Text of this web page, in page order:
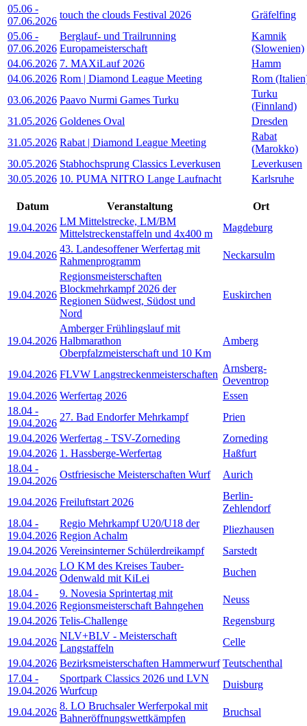
05.06 -
07.06.2026
touch the clouds Festival 2026
Gräfelfing
05.06 -
07.06.2026
Berglauf- und Trailrunning
Europameisterschaft
Kamnik
(Slowenien)
04.06.2026 7. MAXiLauf 2026
Hamm
04.06.2026 Rom | Diamond League Meeting
Rom
03.06.2026 Paavo Nurmi Games Turku
Turku
(Finnland)
31.05.2026 Goldenes Oval
Dresden
31.05.2026 Rabat | Diamond League Meeting
Rabat
(Marokko)
30.05.2026 Stabhochsprung Classics Leverkusen
Leverkusen
30.05.2026 10. PUMA NITRO Lange Laufnacht Karlsruhe
Datum Veranstaltung
Ort
19.04.2026
LM Mittelstrecke, LM/BM
Mittelstreckenstaffeln und 4x400 m
Magdeburg
19.04.2026
43. Landesoffener Werfertag mit
Rahmenprogramm
Neckarsulm
19.04.2026
Regionsmeisterschaften
Blockmehrkampf 2026 der
Regionen Südwest, Südost und
Nord
Euskirchen
19.04.2026
Amberger Frühlingslauf mit
Halbmarathon
Oberpfalzmeisterschaft und 10 Km
Amberg
19.04.2026 FLVW Langstreckenmeisterschaften
Arnsberg-
Oeventrop
19.04.2026 Werfertag 2026
Essen
18.04 -
19.04.2026
27. Bad Endorfer Mehrkampf
Prien
19.04.2026 Werfertag - TSV-Zorneding
Zorneding
19.04.2026 1. Hassberge-Werfertag
Haßfurt
18.04 -
19.04.2026
Ostfriesische Meisterschaften Wurf Aurich
19.04.2026 Freiluftstart 2026
Berlin-
Zehlendorf
18.04 -
19.04.2026
Regio Mehrkampf U20/U18 der
Region Achalm
Pliezhausen
19.04.2026 Vereinsinterner Schülerdreikampf
Sarstedt
19.04.2026
LO KM des Kreises Tauber-
Odenwald mit KiLei
Buchen
18.04 -
19.04.2026
9. Novesia Sprintertag mit
Regionsmeisterschaft Bahngehen
Neuss
19.04.2026 Telis-Challenge
Regensburg
19.04.2026
NLV+BLV - Meisterschaft
Langstaffeln
Celle
19.04.2026 Bezirksmeisterschaften Hammerwurf Teutschenthal
17.04 -
19.04.2026
Sportpark Classics 2026 und LVN
Wurfcup
Duisburg
19.04.2026
8. LO Bruchsaler Werferpokal mit
Bahneröffnungswettkämpfen
Bruchsal